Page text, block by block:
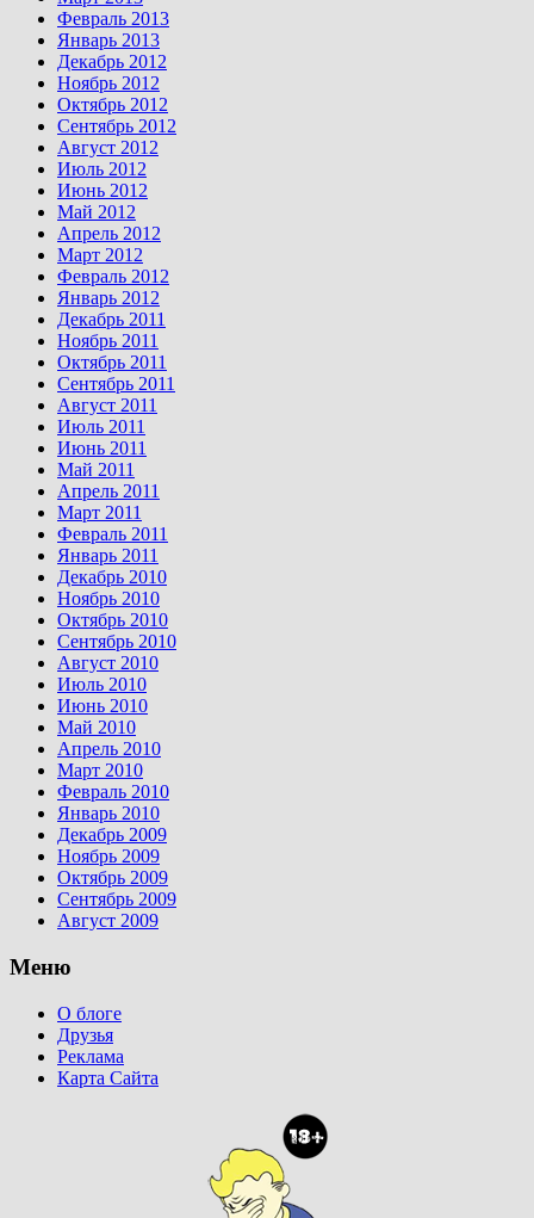
Февраль 2013
Январь 2013
Декабрь 2012
Ноябрь 2012
Октябрь 2012
Сентябрь 2012
Август 2012
Июль 2012
Июнь 2012
Май 2012
Апрель 2012
Март 2012
Февраль 2012
Январь 2012
Декабрь 2011
Ноябрь 2011
Октябрь 2011
Сентябрь 2011
Август 2011
Июль 2011
Июнь 2011
Май 2011
Апрель 2011
Март 2011
Февраль 2011
Январь 2011
Декабрь 2010
Ноябрь 2010
Октябрь 2010
Сентябрь 2010
Август 2010
Июль 2010
Июнь 2010
Май 2010
Апрель 2010
Март 2010
Февраль 2010
Январь 2010
Декабрь 2009
Ноябрь 2009
Октябрь 2009
Сентябрь 2009
Август 2009
Меню
О блоге
Друзья
Реклама
Карта Сайта